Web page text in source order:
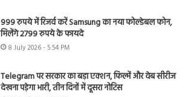
999 रुपये में रिजर्व करें Samsung का नया फोल्डेबल फोन,
मिलेंगे 2799 रुपये के फायदे
8 July 2026 - 5:54 PM
Telegram पर सरकार का बड़ा एक्शन, फिल्में और वेब सीरीज
देखना पड़ेगा भारी, तीन दिनों में दूसरा नोटिस